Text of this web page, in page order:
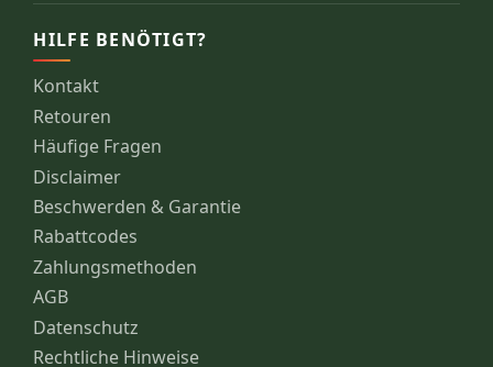
HILFE BENÖTIGT?
Kontakt
Retouren
Häufige Fragen
Disclaimer
Beschwerden & Garantie
Rabattcodes
Zahlungsmethoden
AGB
Datenschutz
Rechtliche Hinweise